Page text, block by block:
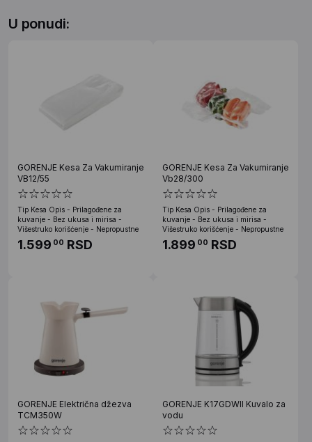
U ponudi:
GORENJE Kesa Za Vakumiranje
VB12/55
Tip Kesa Opis - Prilagođene za
kuvanje - Bez ukusa i mirisa -
Višestruko korišćenje - Nepropustne
1.599 00 RSD
GORENJE Kesa Za Vakumiranje
Vb28/300
Tip Kesa Opis - Prilagođene za
kuvanje - Bez ukusa i mirisa -
Višestruko korišćenje - Nepropustne
1.899 00 RSD
GORENJE Električna džezva
TCM350W
GORENJE K17GDWII Kuvalo za
vodu